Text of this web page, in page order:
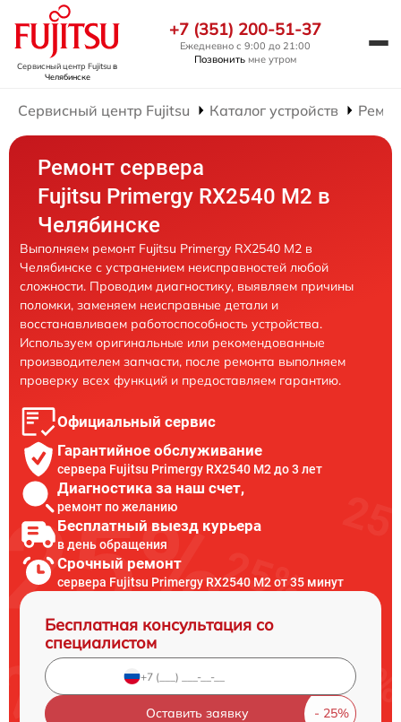
Сервисный центр Fujitsuв
Челябинске
+7 (351) 200-51-37
Ежедневно с 9:00 до 21:00
Позвонить мне утром
Сервисный центр Fujitsu Каталог устройств
Ремонт сервера
Fujitsu Primergy RX2540 M2 в
Челябинске
Выполняем ремонт Fujitsu Primergy RX2540 M2 в
Челябинске с устранением неисправностей любой
сложности. Проводим диагностику, выявляем причины
поломки, заменяем неисправные детали и
восстанавливаем работоспособность устройства.
Используем оригинальные или рекомендованные
производителем запчасти, после ремонта выполняем
проверку всех функций и предоставляем гарантию.
Официальный сервис
Гарантийное обслуживание
сервера Fujitsu Primergy RX2540 M2 до 3 лет
Диагностика за наш счет,
ремонт по желанию
Бесплатный выезд курьера
в день обращения
Срочный ремонт
сервера Fujitsu Primergy RX2540 M2 от 35 минут
Бесплатная консультация со
специалистом
Оставить заявку